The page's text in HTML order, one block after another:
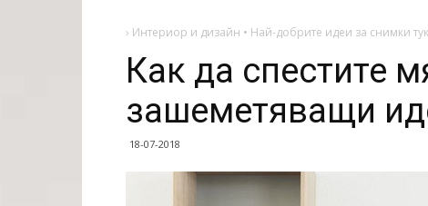
идеи
за
› Интериор и дизайн • Най-добрите идеи за снимки
Как да спестите
зашеметяващи
18-07-2018